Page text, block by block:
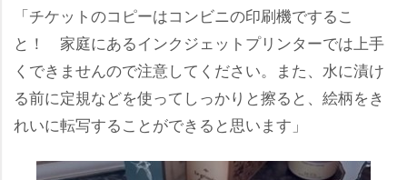
「チケットのコピーはコンビニの印刷機でするこ
と！ 家庭にあるインクジェットプリンターでは上手
くできませんので注意してください。また、水に漬け
る前に定規などを使ってしっかりと擦ると、絵柄をき
れいに転写することができると思います」